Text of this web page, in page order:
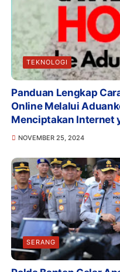
TEKNOLOGI
Panduan Lengkap
Online Melalui
Menciptakan Internet
NOVEMBER 25, 2024
SERANG